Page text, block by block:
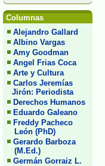
Columnas
Alejandro Gallard
Albino Vargas
Amy Goodman
Angel Frias Coca
Arte y Cultura
Carlos Jeremías
Jirón: Periodista
Derechos Humanos
Eduardo Galeano
Freddy Pacheco
León (PhD)
Gerardo Barboza
(M.Ed.)
Germán Gorraiz L.